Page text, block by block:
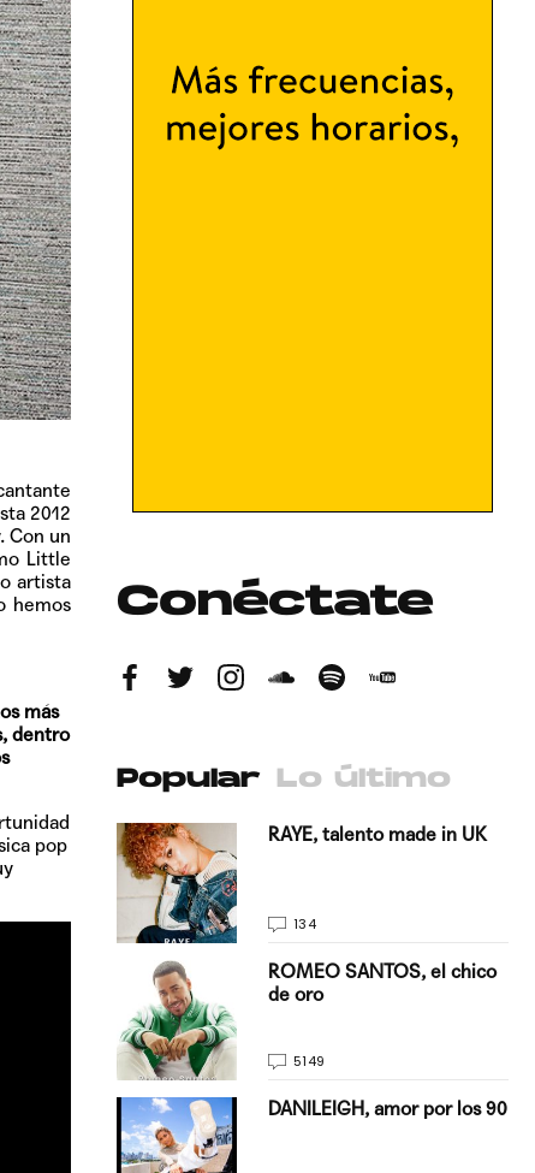
2012
Con un
Little
artista
hemos
más
dentro
pop
Conéctate
Popular Lo último
a su
RAYE, talento made in UK
134
ROMEO SANTOS, el chico
de oro
5149
DANILEIGH, amor por los 90